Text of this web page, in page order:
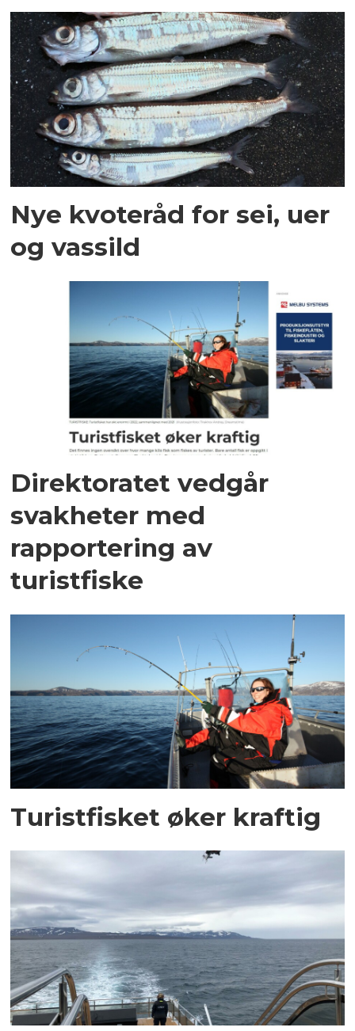
Nye kvoteråd for sei, uer
og vassild
Direktoratet vedgår
svakheter med
rapportering av
turistfiske
Turistfisket øker kraftig